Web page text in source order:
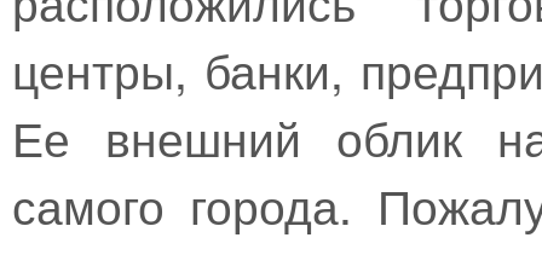
центры, банки,
Ее внешний облик
самого города.